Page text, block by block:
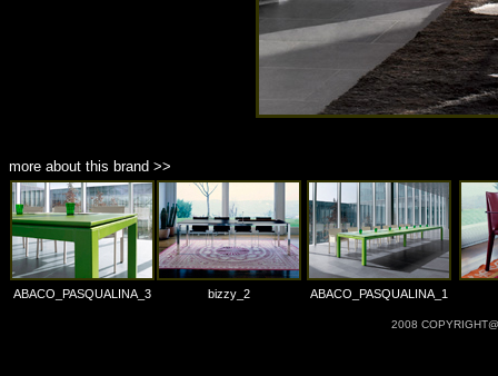
more about this brand >>
ABACO_PASQUALINA_3 bizzy_2 ABACO_PASQUALINA_1
2008